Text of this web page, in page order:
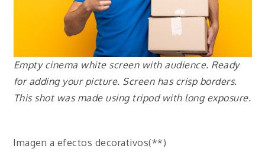
Empty cinema white screen with audience. Ready
for adding your picture. Screen has crisp borders.
This shot was made using tripod with long exposure.
Imagen a efectos decorativos(**)